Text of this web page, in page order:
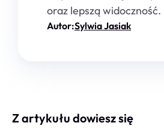
oraz lepszą widoczność.
Autor:Sylwia Jasiak
Z artykułu dowiesz się